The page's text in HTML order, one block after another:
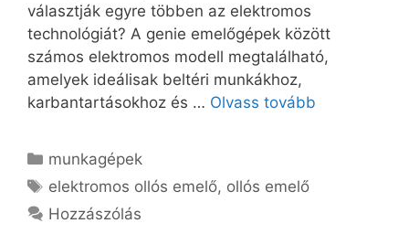
választják egyre többen az elektromos
technológiát? A genie emelőgépek között
számos elektromos modell megtalálható,
amelyek ideálisak beltéri munkákhoz,
karbantartásokhoz és … Olvass tovább
Kategória
munkagépek
Címkék
elektromos ollós emelő, ollós emelő
Hozzászólás